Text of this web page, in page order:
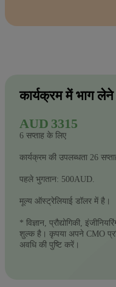
कार्यक्रम में भाग
AUD 3315
6 सप्ताह के लिए
कार्यक्रम की उपलब्धता 26
पहले भुगतान: 500AUD.
मूल्य ऑस्ट्रेलियाई डॉलर में है।
* विज्ञान, प्रौद्योगिकी,
शुल्क है। कृपया अपने CMO
अवधि की पुष्टि करें।